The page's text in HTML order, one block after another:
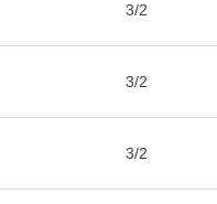
3/2
3/2
3/2